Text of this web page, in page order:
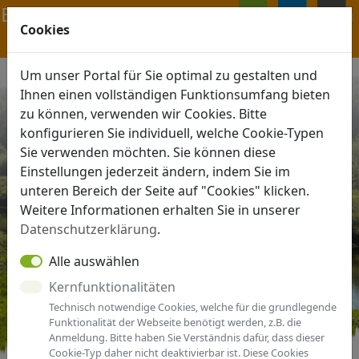
Cookies
Um unser Portal für Sie optimal zu gestalten und
Ihnen einen vollständigen Funktionsumfang bieten
zu können, verwenden wir Cookies. Bitte
konfigurieren Sie individuell, welche Cookie-Typen
Sie verwenden möchten. Sie können diese
Einstellungen jederzeit ändern, indem Sie im
unteren Bereich der Seite auf "Cookies" klicken.
Weitere Informationen erhalten Sie in unserer
Datenschutzerklärung.
Alle auswählen
Kernfunktionalitäten
Technisch notwendige Cookies, welche für die grundlegende
Funktionalität der Webseite benötigt werden, z.B. die
Anmeldung. Bitte haben Sie Verständnis dafür, dass dieser
Cookie-Typ daher nicht deaktivierbar ist. Diese Cookies
Navigation ein-/ausblenden
MENÜ